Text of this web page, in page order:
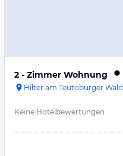
2 - Zimmer Wohnung
Hilter am Teutoburger Wald
Keine Hotelbewertungen